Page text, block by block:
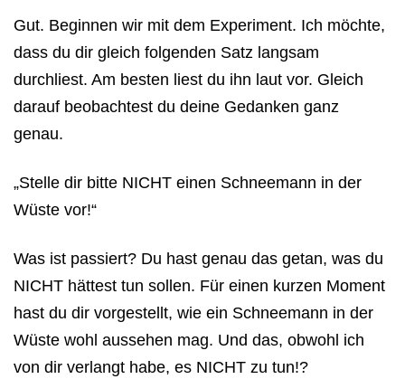
Gut. Beginnen wir mit dem Experiment. Ich möchte,
dass du dir gleich folgenden Satz langsam
durchliest. Am besten liest du ihn laut vor. Gleich
darauf beobachtest du deine Gedanken ganz
genau.
„Stelle dir bitte NICHT einen Schneemann in der
Wüste vor!“
Was ist passiert? Du hast genau das getan, was du
NICHT hättest tun sollen. Für einen kurzen Moment
hast du dir vorgestellt, wie ein Schneemann in der
Wüste wohl aussehen mag. Und das, obwohl ich
von dir verlangt habe, es NICHT zu tun!?